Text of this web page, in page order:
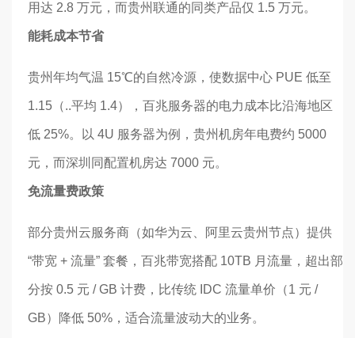
用达 2.8 万元，而贵州联通的同类产品仅 1.5 万元。
能耗成本节省
贵州年均气温 15℃的自然冷源，使数据中心 PUE 低至
1.15（..平均 1.4），百兆服务器的电力成本比沿海地区
低 25%。以 4U 服务器为例，贵州机房年电费约 5000
元，而深圳同配置机房达 7000 元。
免流量费政策
部分贵州云服务商（如华为云、阿里云贵州节点）提供
“带宽 + 流量” 套餐，百兆带宽搭配 10TB 月流量，超出部
分按 0.5 元 / GB 计费，比传统 IDC 流量单价（1 元 /
GB）降低 50%，适合流量波动大的业务。